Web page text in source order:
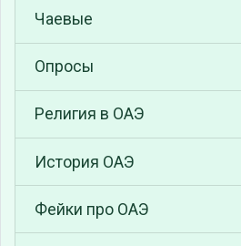
Чаевые
Опросы
Религия в ОАЭ
История ОАЭ
Фейки про ОАЭ